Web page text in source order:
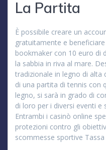
La Partita
È possibile creare un
gratuitamente e
bookmaker con 10 euro di
la sabbia in riva al mare.
tradizionale in legno di alta
di una partita di tennis con
legno, si sarà in grado di
di loro per i diversi eventi e
Entrambi i casinò online
protezioni contro gli
scommesse sportive